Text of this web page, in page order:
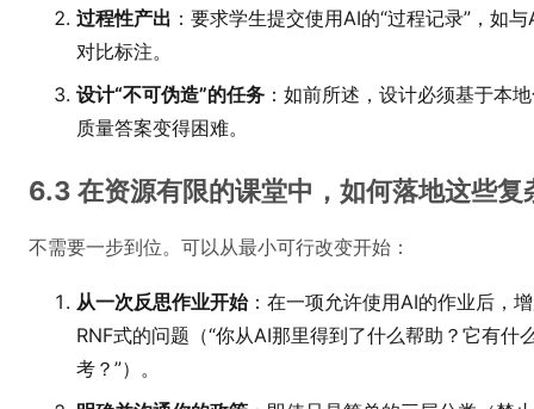
过程性产出 ：要求学生提交使用AI的“过程记录”，如
对比标注。
设计“不可伪造”的任务 ：如前所述，设计必须基于本
质量答案变得困难。
6.3 在资源有限的课堂中，如何落地这些复
不需要一步到位。可以从最小可行改变开始：
从一次反思作业开始：在一项允许使用AI的作业后，
RNF式的问题（“你从AI那里得到了什么帮助？它有
考？”）。